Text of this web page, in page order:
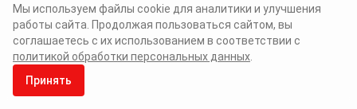
Мы используем файлы cookie для аналитики и улучшения
работы сайта. Продолжая пользоваться сайтом, вы
соглашаетесь с их использованием в соответствии с
политикой обработки персональных данных
Принять